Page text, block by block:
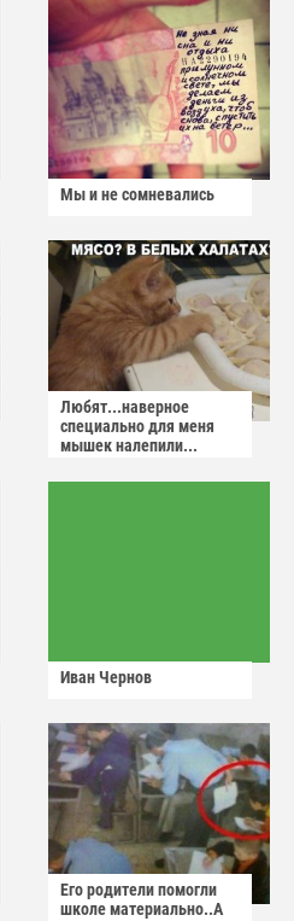
Мы и не сомневались
Любят...наверное
специально для меня
мышек налепили...
Иван Чернов
Его родители помогли
школе материально..А